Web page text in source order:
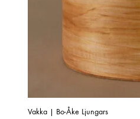
Vakka | Bo-Åke Ljungars